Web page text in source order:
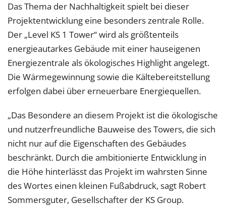
Das Thema der Nachhaltigkeit spielt bei dieser
Projektentwicklung eine besonders zentrale Rolle.
Der „Level KS 1 Tower“ wird als größtenteils
energieautarkes Gebäude mit einer hauseigenen
Energiezentrale als ökologisches Highlight angelegt.
Die Wärmegewinnung sowie die Kältebereitstellung
erfolgen dabei über erneuerbare Energiequellen.
„Das Besondere an diesem Projekt ist die ökologische
und nutzerfreundliche Bauweise des Towers, die sich
nicht nur auf die Eigenschaften des Gebäudes
beschränkt. Durch die ambitionierte Entwicklung in
die Höhe hinterlässt das Projekt im wahrsten Sinne
des Wortes einen kleinen Fußabdruck, sagt Robert
Sommersguter, Gesellschafter der KS Group.